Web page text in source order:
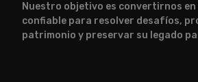
Nuestro objetivo es convertirnos en
confiable para resolver desafíos,
patrimonio y preservar su legado